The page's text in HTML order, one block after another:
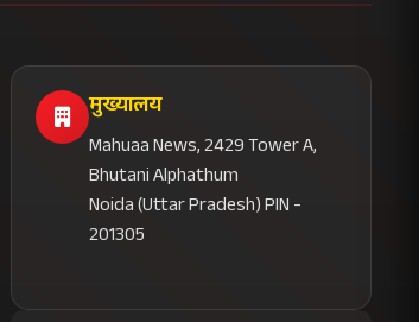
मुख्यालय
Mahuaa News, 2429 Tower A,
Bhutani Alphathum
Noida (Uttar Pradesh) PIN -
201305